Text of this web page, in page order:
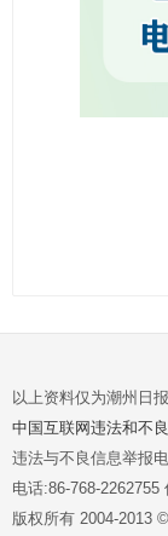
以上资料仅为潮州日
中国互联网违法和不
违法与不良信息举报
电话:86-768-
版权所有 2004-2013